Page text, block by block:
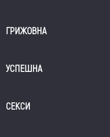
ГРИЖОВНА
УСПЕШНА
СЕКСИ